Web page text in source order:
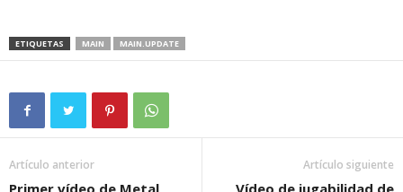
ETIQUETAS MAIN MAIN.UPDATE
Artículo anterior
Primer vídeo de Metal
Artículo siguiente
Vídeo de jugabilidad de